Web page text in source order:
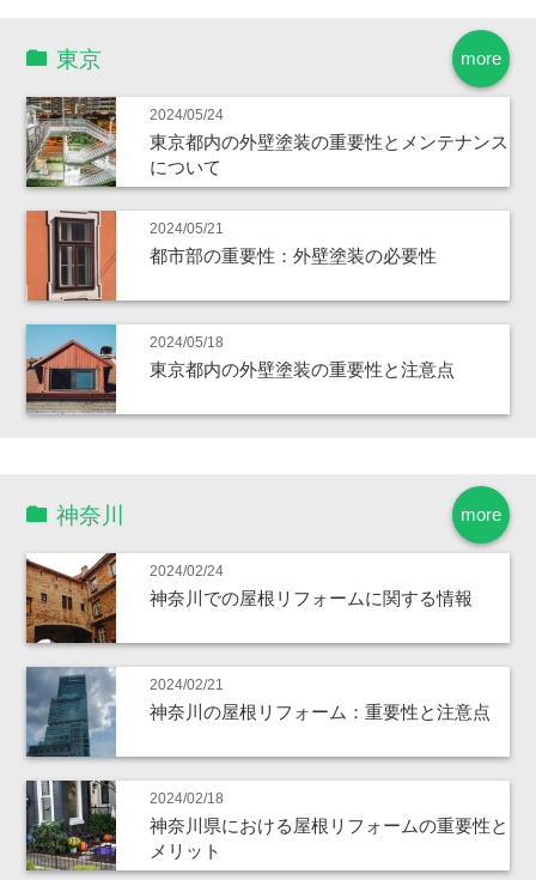
more
東京
2024/05/24
東京都内の外壁塗装の重要性とメンテナンス
について
2024/05/21
都市部の重要性：外壁塗装の必要性
2024/05/18
東京都内の外壁塗装の重要性と注意点
more
神奈川
2024/02/24
神奈川での屋根リフォームに関する情報
2024/02/21
神奈川の屋根リフォーム：重要性と注意点
2024/02/18
神奈川県における屋根リフォームの重要性と
メリット